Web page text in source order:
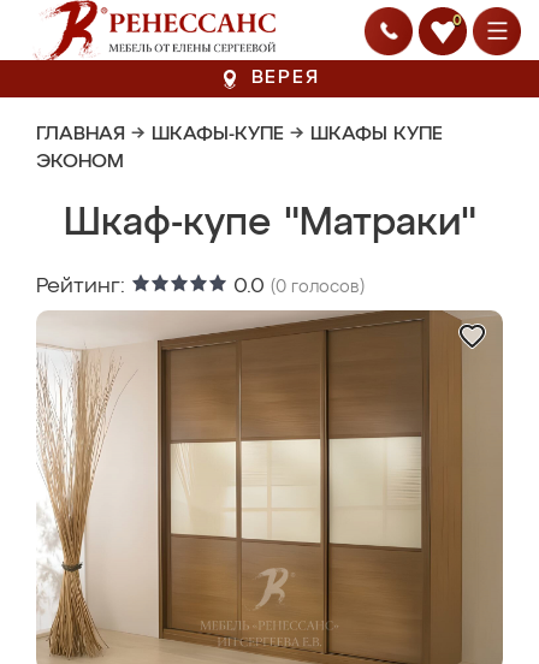
0
ВЕРЕЯ
ГЛАВНАЯ → ШКАФЫ-КУПЕ → ШКАФЫ КУПЕ
ЭКОНОМ
Шкаф-купе "Матраки"
Рейтинг: 0.0 (0 голосов)